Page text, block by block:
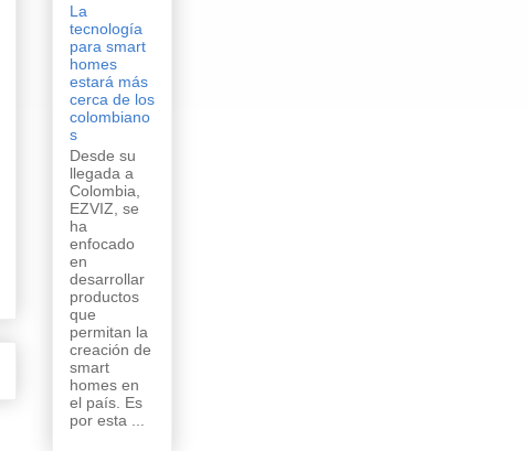
La
tecnología
para smart
homes
estará más
cerca de los
colombiano
s
Desde su
llegada a
Colombia,
EZVIZ, se
ha
enfocado
en
desarrollar
productos
que
permitan la
creación de
smart
homes en
el país. Es
por esta ...